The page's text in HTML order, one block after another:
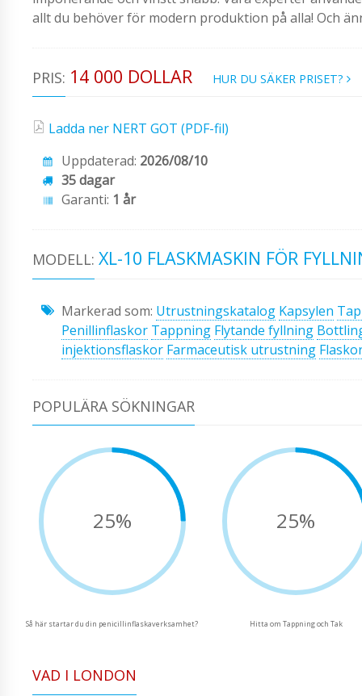
allt du behöver för modern produktion på alla! Och
PRIS: 14 000 DOLLAR HUR DU SÄKER PRISET?
Ladda ner NERT GOT (PDF-fil)
Uppdaterad: 2026/08/10
35 dagar
Garanti: 1 år
MODELL: XL-10 FLASKMASKIN FÖR
Markerad som: Utrustningskatalog Kapsylen
Penillinflaskor Tappning Flytande fyllning
injektionsflaskor Farmaceutisk utrustning
POPULÄRA SÖKNINGAR
25%
Så här startar du din penicillinflaskaverksamhet?
25%
Hitta om Tappning och Tak
VAD I LONDON